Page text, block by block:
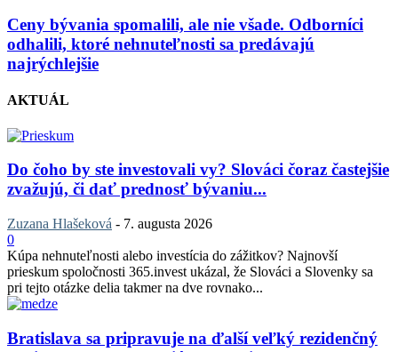
Ceny bývania spomalili, ale nie všade. Odborníci
odhalili, ktoré nehnuteľnosti sa predávajú
najrýchlejšie
AKTUÁL
Do čoho by ste investovali vy? Slováci čoraz častejšie
zvažujú, či dať prednosť bývaniu...
Zuzana Hlašeková - 7. augusta 2026
0
Kúpa nehnuteľnosti alebo investícia do zážitkov? Najnovší
prieskum spoločnosti 365.invest ukázal, že Slováci a Slovenky sa
pri tejto otázke delia takmer na dve rovnako...
Bratislava sa pripravuje na ďalší veľký rezidenčný